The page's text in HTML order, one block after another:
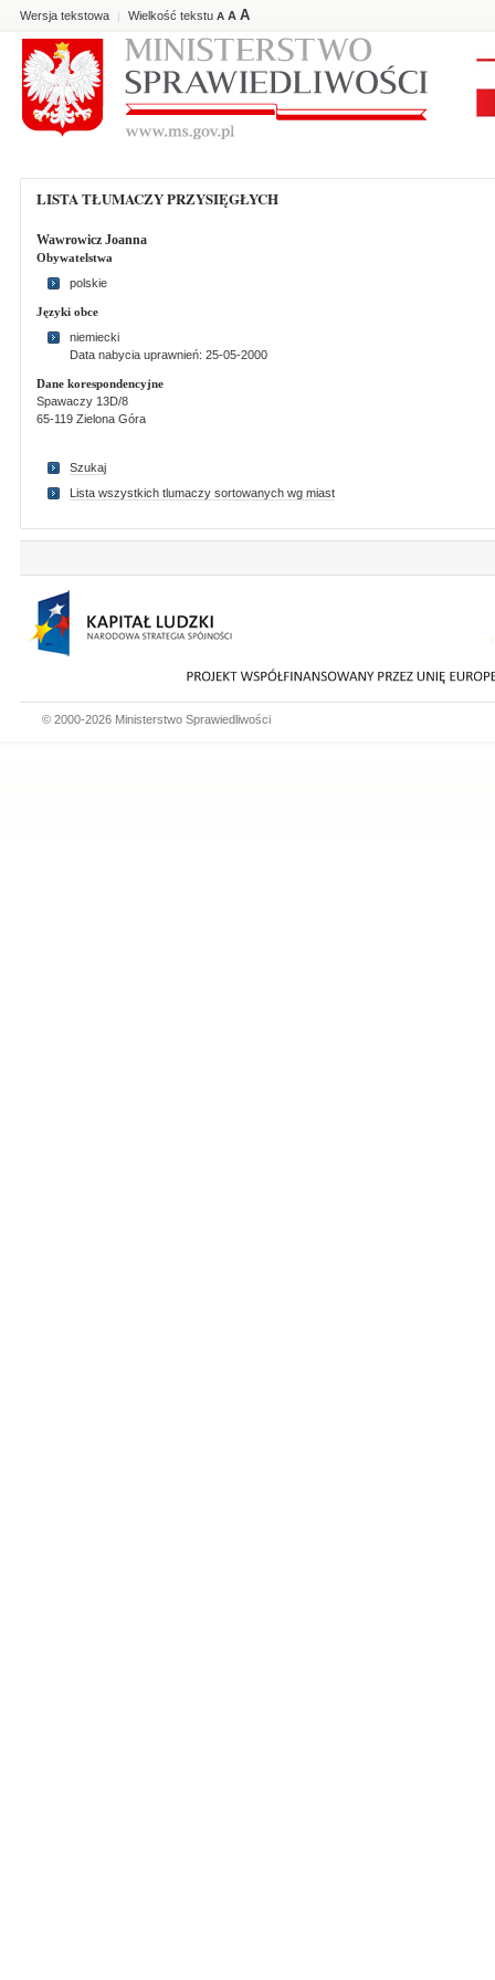
Wersja tekstowa | Wielkość tekstu A A A
LISTA TŁUMACZY PRZYSIĘGŁYCH
Wawrowicz Joanna
Obywatelstwa
polskie
Języki obce
niemiecki
Data nabycia uprawnień: 25-05-2000
Dane korespondencyjne
Spawaczy 13D/8
65-119 Zielona Góra
Szukaj
Lista wszystkich tlumaczy sortowanych wg miast
© 2000-2026 Ministerstwo Sprawiedliwości